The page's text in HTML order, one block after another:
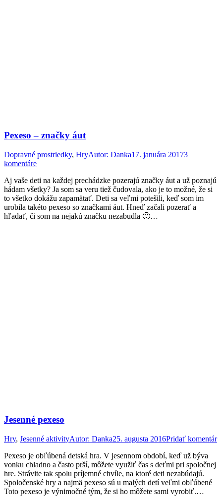
Pexeso – značky áut
Dopravné prostriedky, HryAutor: Danka17. januára 20173
komentáre
Aj vaše deti na každej prechádzke pozerajú značky áut a už poznajú
hádam všetky? Ja som sa veru tiež čudovala, ako je to možné, že si
to všetko dokážu zapamätať. Deti sa veľmi potešili, keď som im
urobila takéto pexeso so značkami áut. Hneď začali pozerať a
hľadať, či som na nejakú značku nezabudla 🙂…
Jesenné pexeso
Hry, Jesenné aktivityAutor: Danka25. augusta 2016Pridať komentár
Pexeso je obľúbená detská hra. V jesennom období, keď už býva
vonku chladno a často prší, môžete využiť čas s deťmi pri spoločnej
hre. Strávite tak spolu príjemné chvíle, na ktoré deti nezabúdajú.
Spoločenské hry a najmä pexeso sú u malých detí veľmi obľúbené
Toto pexeso je výnimočné tým, že si ho môžete sami vyrobiť.…